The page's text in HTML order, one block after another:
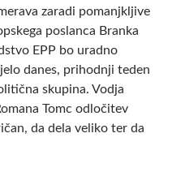
zaradi pomanjkljive
poslanca Branka
EPP bo uradno
danes, prihodnji teden
skupina. Vodja
Tomc odločitev
da dela veliko ter da